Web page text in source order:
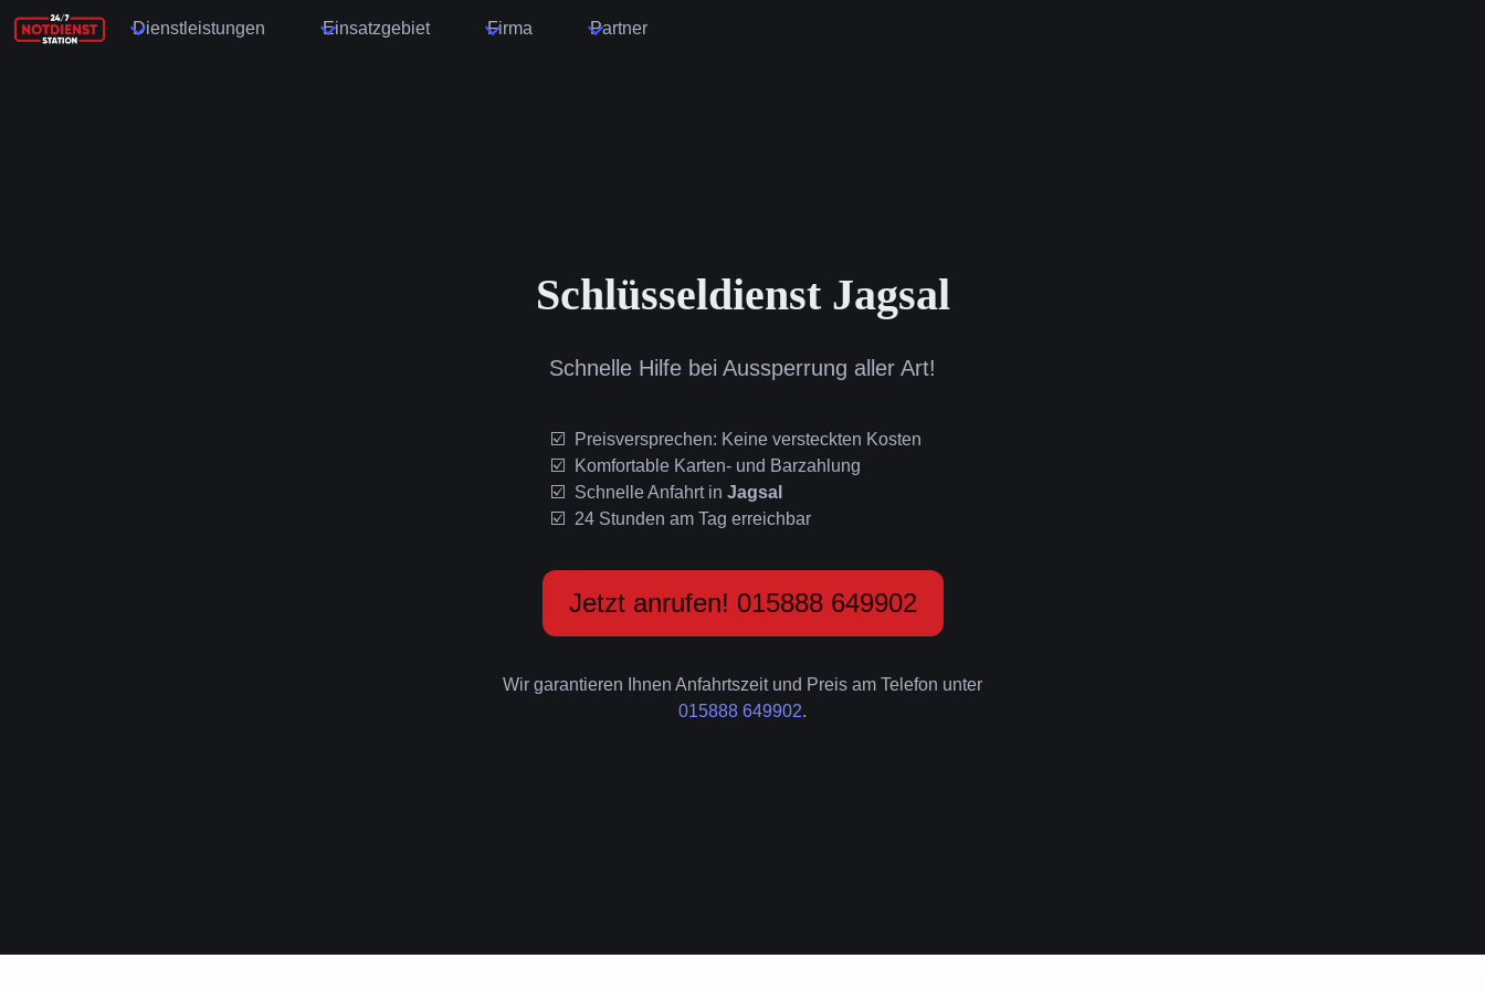
Dienstleistungen Einsatzgebiet Firma Partner
Schlüsseldienst Jagsal
Schnelle Hilfe bei Aussperrung aller Art!
Preisversprechen: Keine versteckten Kosten
Komfortable Karten- und Barzahlung
Schnelle Anfahrt in Jagsal
24 Stunden am Tag erreichbar
Jetzt anrufen! 015888 649902
Wir garantieren Ihnen Anfahrtszeit und Preis am Telefon unter
015888 649902.